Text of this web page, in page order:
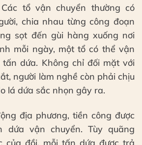
tổ vận chuyển thường có
chia nhau từng công đoạn
sọt đến gùi hàng xuống nơi
mỗi ngày, một tổ có thể vận
dứa. Không chỉ đối mặt với
người làm nghề còn phải chịu
lá dứa sắc nhọn gây ra.
địa phương, tiền công được
dứa vận chuyển. Tùy quãng